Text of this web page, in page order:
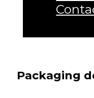
Packaging